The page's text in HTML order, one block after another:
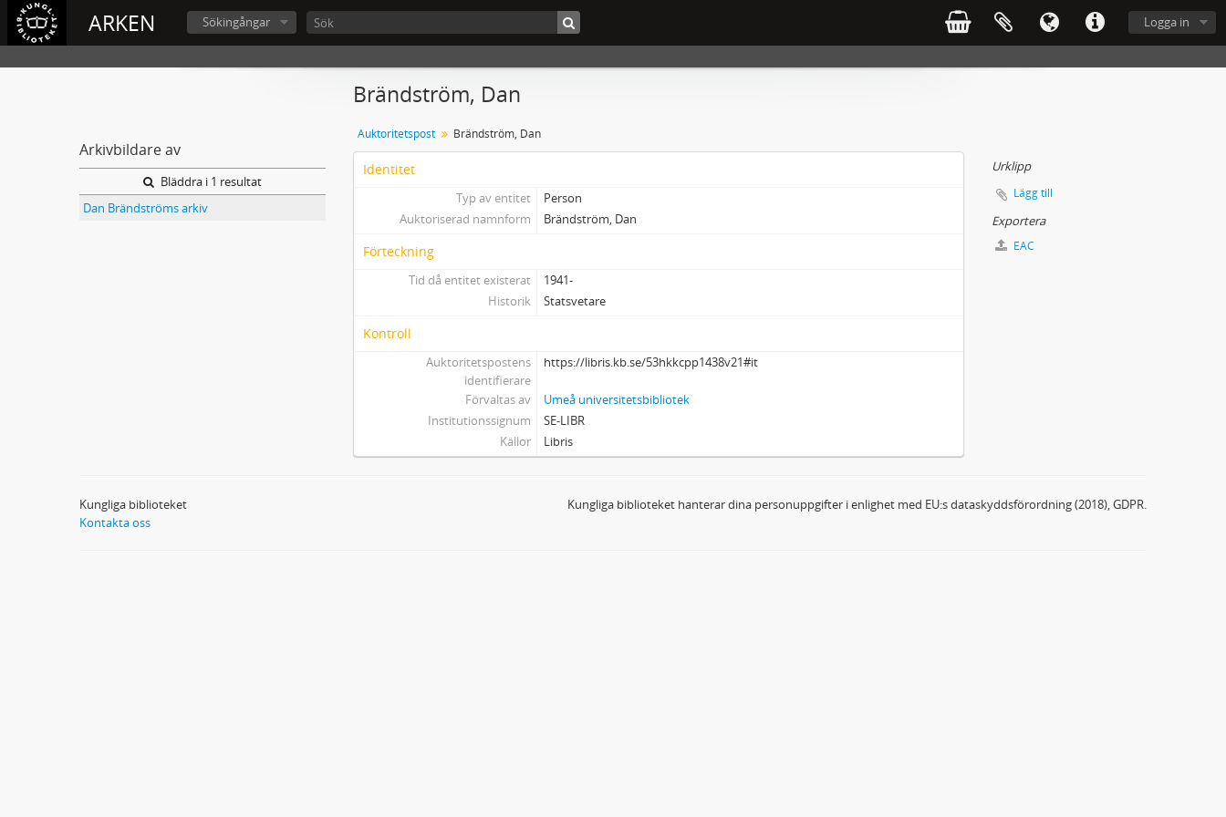
ARKEN Logga in
Sökingångar
Arkivbildare av
Bläddra i 1 resultat
Dan Brändströms arkiv
Brändström, Dan
Auktoritetspost Brändström, Dan
Identitet
Typ av entitet
Person
Auktoriserad namnform
Brändström, Dan
Förteckning
Tid då entitet existerat
1941-
Historik
Statsvetare
Kontroll
Auktoritetspostens
identifierare
https://libris.kb.se/53hkkcpp1438v21#it
Förvaltas av
Umeå universitetsbibliotek
Institutionssignum
SE-LIBR
Källor
Libris
Urklipp
Lägg till
Exportera
EAC
Kungliga biblioteket
Kontakta oss
Kungliga biblioteket hanterar dina personuppgifter i enlighet med EU:s dataskyddsförordning (2018), GDPR.